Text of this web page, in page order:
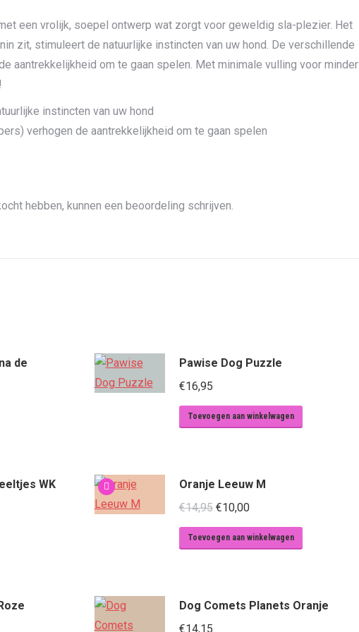
een vrolijk, soepel ontwerp wat zorgt voor geweldig sla-plezier. Het
zit, stimuleert de natuurlijke instincten van uw hond. De verschillende
aantrekkelijkheid om te gaan spelen. Met minimale vulling voor minder
instincten van uw hond
verhogen de aantrekkelijkheid om te gaan spelen
hebben, kunnen een beoordeling schrijven.
de
Pawise Dog Puzzle
€16,95
Toevoegen aan winkelwagen
WK
Oranje Leeuw M
€14,95 Oorspronkelijke
prijs
was:
€10,00Huidige
prijs
is:
Toevoegen aan winkelwagen
Dog Comets Planets Oranje
€14,15